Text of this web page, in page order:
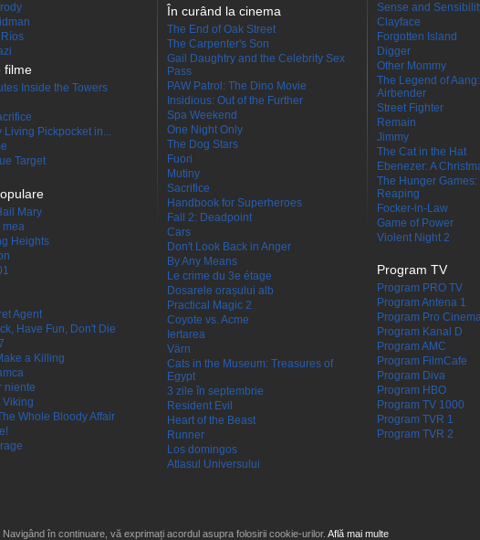
filme
Inside the Towers
Living Pickpocket in...
Target
Mary
mea
Heights
Agent
Have Fun, Don't Die
a Killing
niente
Viking
Whole Bloody Affair
În curând la cinema
The End of Oak Street
The Carpenter's Son
Gail Daughtry and the Celebrity Sex
Pass
PAW Patrol: The Dino Movie
Insidious: Out of the Further
Spa Weekend
One Night Only
The Dog Stars
Fuori
Mutiny
Sacrifice
Handbook for Superheroes
Fall 2: Deadpoint
Cars
Don't Look Back in Anger
By Any Means
Le crime du 3e étage
Dosarele orașului alb
Practical Magic 2
Coyote vs. Acme
Iertarea
Värn
Cats in the Museum: Treasures of
Egypt
3 zile în septembrie
Resident Evil
Heart of the Beast
Runner
Los domingos
Atlasul Universului
Sense and
Clayface
Forgotten Island
Digger
Other Mommy
The Legend of
Airbender
Street Fighter
Remain
Jimmy
The Cat in the Hat
Ebenezer: A
The Hunger
Reaping
Focker-in-Law
Game of Power
Violent Night 2
Program TV
Program PRO TV
Program Antena 1
Program Pro
Program Kanal D
Program AMC
Program FilmCafe
Program Diva
Program HBO
Program TV 1000
Program TVR 1
Program TVR 2
în continuare, vă exprimați acordul asupra folosirii cookie-urilor. Află mai multe